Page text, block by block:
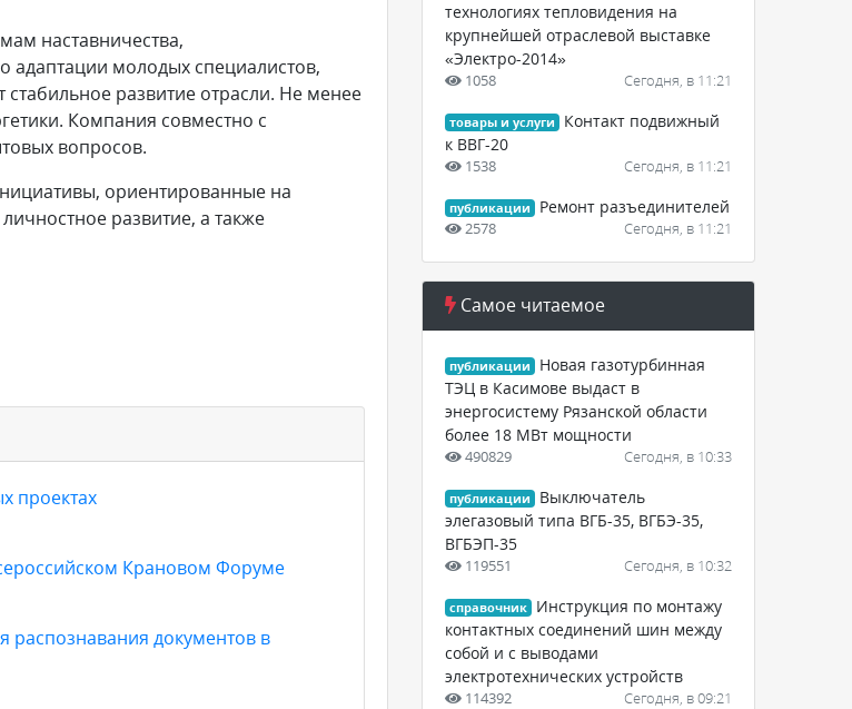
наставничества,
адаптации молодых специалистов,
развитие отрасли. Не менее
Компания совместно с
вопросов.
ориентированные на
развитие, а также
проектах
Крановом Форуме
распознавания документов в
технологиях тепловидения на
крупнейшей отраслевой выставке
«Электро-2014»
1058 Сегодня, в 11:21
товары и услуги
Контакт подвижный
к ВВГ-20
1538 Сегодня, в 11:21
публикации Ремонт разъединителей
2578 Сегодня, в 11:21
Самое читаемое
публикации
Новая газотурбинная
ТЭЦ в Касимове выдаст в
энергосистему Рязанской области
более 18 МВт мощности
490829 Сегодня, в 10:33
публикации
Выключатель
элегазовый типа ВГБ-35, ВГБЭ-35,
ВГБЭП-35
119551 Сегодня, в 10:32
справочник
Инструкция по монтажу
контактных соединений шин между
собой и с выводами
электротехнических устройств
114392 Сегодня, в 09:21